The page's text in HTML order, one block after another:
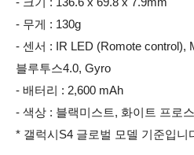
- 무게 : 130g
- 센서 : IR LED (Romote control),
블루투스4.0, Gyro
- 배터리 : 2,600 mAh
- 색상 : 블랙미스트, 화이트 프로
* 갤럭시S4 글로벌 모델 기준입니